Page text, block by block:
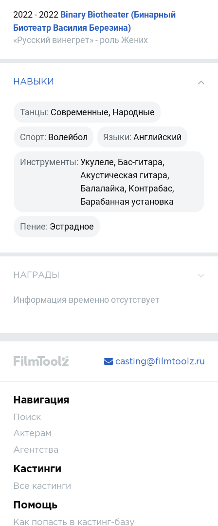
2022 - 2022 Binary Biоtheater (Бинарный
Биотеатр Василия Березина)
«Русский винегрет» - роль Жених
НАВЫКИ
Танцы: Современные, Народные
Спорт: Волейбол Языки: Английский
Инструменты: Укулеле, Бас-гитара,
Акустическая гитара,
Балалайка, Контрабас,
Барабанная установка
Пение: Эстрадное
НАГРАДЫ
Информация временно отсутствует
casting@filmtoolz.ru
Навигация
Поиск
Актерам
Агентства
Кастинги
Все кастинги
Помощь
Как попасть в кастинг-базу